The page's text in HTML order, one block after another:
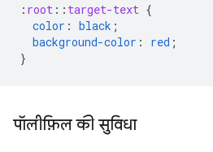
: root :: target-text {
color : black ;
background-color : red ;
}
पॉलीफ़िल की सुविधा